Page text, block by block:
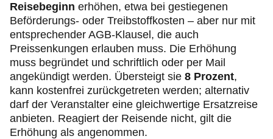
Reisebeginn erhöhen, etwa bei gestiegenen
Beförderungs- oder Treibstoffkosten – aber nur mit
entsprechender AGB-Klausel, die auch
Preissenkungen erlauben muss. Die Erhöhung
muss begründet und schriftlich oder per Mail
angekündigt werden. Übersteigt sie 8 Prozent,
kann kostenfrei zurückgetreten werden; alternativ
darf der Veranstalter eine gleichwertige Ersatzreise
anbieten. Reagiert der Reisende nicht, gilt die
Erhöhung als angenommen.